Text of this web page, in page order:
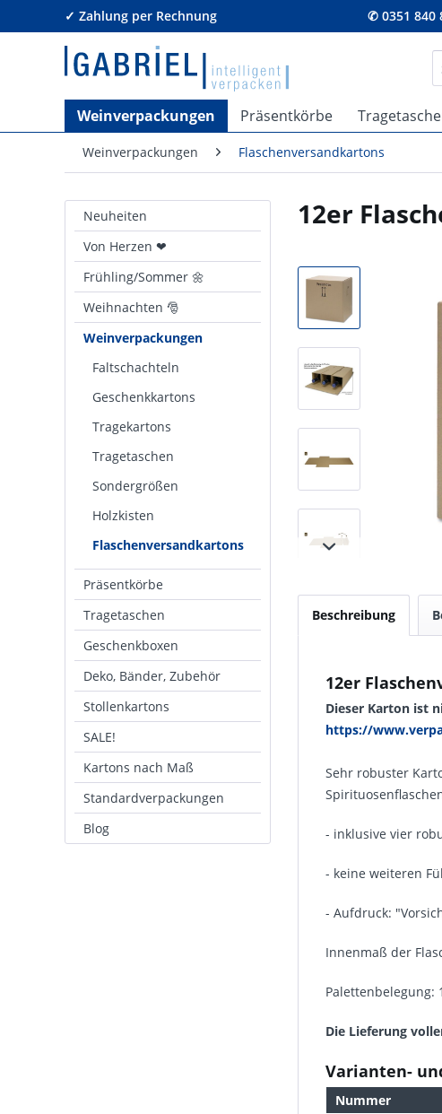
✓ Zahlung per Rechnung ✆ 0351 840
Weinverpackungen Präsentkörbe
Weinverpackungen Flaschenversandkartons
Neuheiten
Von Herzen ❤
Frühling/Sommer 🌼
Weihnachten 🎅
Weinverpackungen
Faltschachteln
Geschenkkartons
Tragekartons
Tragetaschen
Sondergrößen
Holzkisten
Flaschenversandkartons
Präsentkörbe
Tragetaschen
Geschenkboxen
Deko, Bänder, Zubehör
Stollenkartons
SALE!
Kartons nach Maß
Standardverpackungen
Blog
12er
Beschreibung
12er
Dieser Karton ist
https://
Sehr robuster
- inklusive vier
- keine weiteren
- Aufdruck:
Innenmaß der
Palettenbelegung:
Die Lieferung
Varianten-
Nummer